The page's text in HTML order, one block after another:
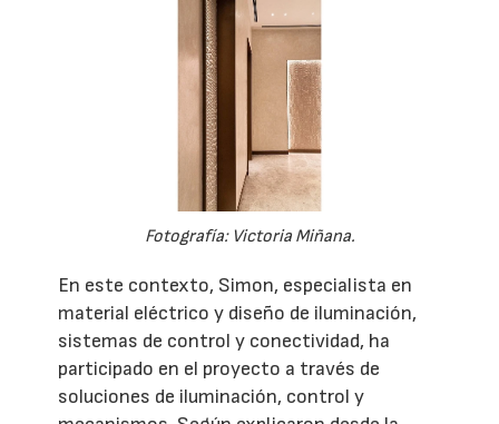
Fotografía: Victoria Miñana.
En este contexto, Simon, especialista en
material eléctrico y diseño de iluminación,
sistemas de control y conectividad, ha
participado en el proyecto a través de
soluciones de iluminación, control y